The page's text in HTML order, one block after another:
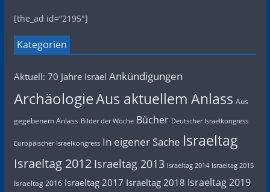
[the_ad id=“2195″]
Kategorien
Aktuell: 70 Jahre Israel Ankündigungen
ArchäologieAus aktuellem Anlass Aus
gegebenem Anlass Bilder der Woche Bücher Deutscher Israelkongress
Europäischer Israelkongress In eigener Sache Israeltag
Israeltag 2012 Israeltag 2013 Israeltag 2014 Israeltag 2015
Israeltag 2016 Israeltag 2017 Israeltag 2018 Israeltag 2019